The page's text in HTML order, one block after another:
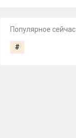
Популярное сейчас
#